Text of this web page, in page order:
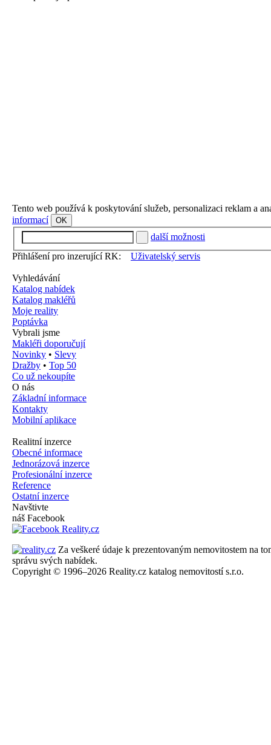
Tento web používá k poskytování služeb, personalizaci reklam a
informací
OK
další možnosti
Přihlášení pro inzerující RK:
Uživatelský servis
Vyhledávání
Katalog nabídek
Katalog makléřů
Moje reality
Poptávka
Vybrali jsme
Makléři doporučují
Novinky • Slevy
Dražby • Top 50
Co už nekoupíte
O nás
Základní informace
Kontakty
Mobilní aplikace
Realitní inzerce
Obecné informace
Jednorázová inzerce
Profesionální inzerce
Reference
Ostatní inzerce
Navštivte
náš Facebook
Za veškeré údaje k prezentovaným nemovitostem na
správu svých nabídek.
Copyright © 1996–2026 Reality.cz katalog nemovitostí s.r.o.